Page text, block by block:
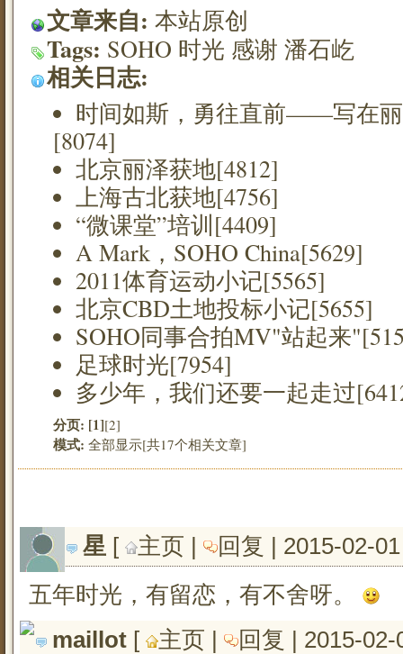
文章来自: 本站原创
Tags: SOHO 时光 感谢 潘石屹
相关日志:
时间如斯，勇往直前——写在丽
[8074]
北京丽泽获地[4812]
上海古北获地[4756]
“微课堂”培训[4409]
A Mark，SOHO China[5629]
2011体育运动小记[5565]
北京CBD土地投标小记[5655]
SOHO同事合拍MV"站起来
足球时光[7954]
多少年，我们还要一起走过
分页: [1][2]
模式: 全部显示[共17个相关文章]
星 [ 主页 | 回复 | 2015-02-
五年时光，有留恋，有不舍呀。
maillot [ 主页 | 回复 | 2015-